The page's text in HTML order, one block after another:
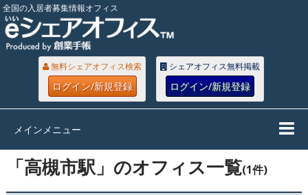
全国の入居者募集情報オフィス
無料シェアオフィス検索
ログイン/新規登録
シェアオフィス無料掲載
ログイン/新規登録
メインメニュー
「高槻市駅」のオフィス一覧(1件)